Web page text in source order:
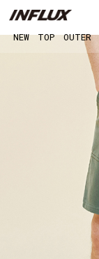
NEW TOP OUTER